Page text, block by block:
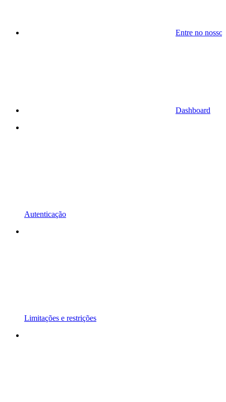
Entre no nosso
Dashboard
Autenticação
Limitações e restrições